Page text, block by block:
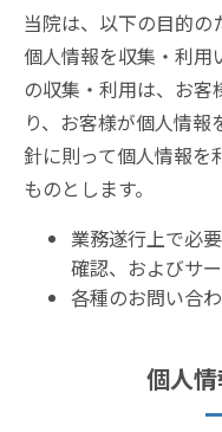
当院は、以下の目的の
個人情報を収集・利用
の収集・利用は、お
り、お客様が個人情
針に則って個人情報を
ものとします。
業務遂行上で必
確認、およびサ
各種のお問い合
個人